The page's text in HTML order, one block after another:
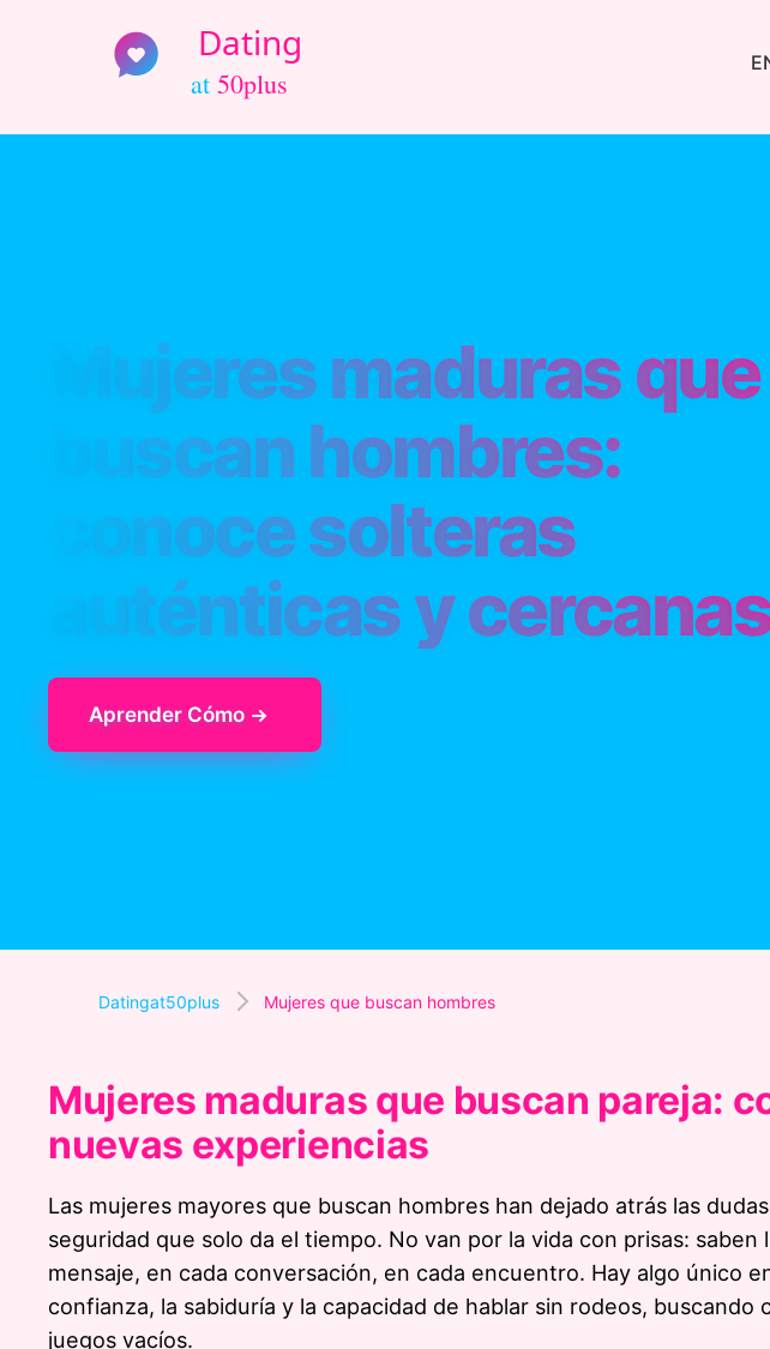
Mujeres maduras que
buscan hombres:
conoce solteras
auténticas y
Aprender Cómo
Datingat50plus Mujeres que buscan hombres
Mujeres maduras que buscan pareja:
nuevas experiencias
Las mujeres mayores que buscan hombres han dejado atrás las
seguridad que solo da el tiempo. No van por la vida con prisas:
mensaje, en cada conversación, en cada encuentro. Hay algo único
confianza, la sabiduría y la capacidad de hablar sin rodeos,
juegos vacíos.